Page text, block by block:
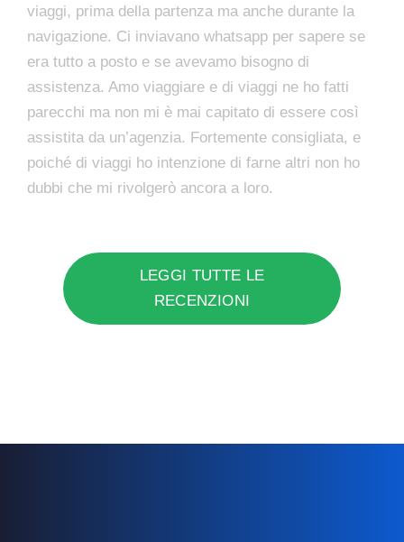
viaggi, prima della partenza ma anche durante la
navigazione. Ci inviavano whatsapp per sapere se
era tutto a posto e se avevamo bisogno di
assistenza. Amo viaggiare e di viaggi ne ho fatti
parecchi ma non mi è mai capitato di essere così
assistita da un’agenzia. Fortemente consigliata, e
poiché di viaggi ho intenzione di farne altri non ho
dubbi che mi rivolgerò ancora a loro.
LEGGI TUTTE LE
RECENZIONI